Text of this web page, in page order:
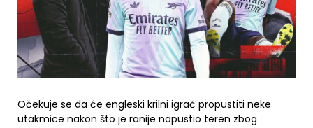
Očekuje se da će engleski krilni igrač propustiti neke
utakmice nakon što je ranije napustio teren zbog